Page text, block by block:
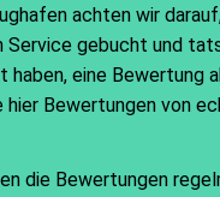
achten wir
Service gebucht und
haben, eine Bewertung
hier Bewertungen von
die Bewertungen